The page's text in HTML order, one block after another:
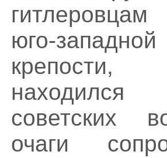
юго-
крепости,
советских
очаги